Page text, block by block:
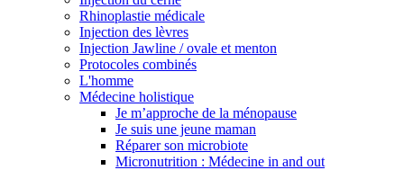
Rhinoplastie médicale
Injection des lèvres
Injection Jawline / ovale et menton
Protocoles combinés
L'homme
Médecine holistique
Je m’approche de la ménopause
Je suis une jeune maman
Réparer son microbiote
Micronutrition : Médecine in and out